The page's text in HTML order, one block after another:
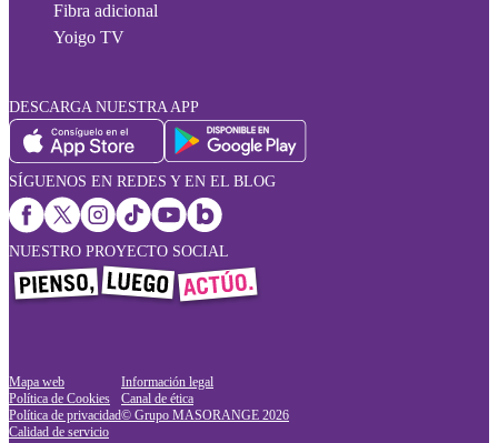
Fibra adicional
Yoigo TV
DESCARGA NUESTRA APP
SÍGUENOS EN REDES Y EN EL BLOG
NUESTRO PROYECTO SOCIAL
Mapa web
Política de Cookies
Política de privacidad
Calidad de servicio
Información legal
Canal de ética
© Grupo MASORANGE 2026